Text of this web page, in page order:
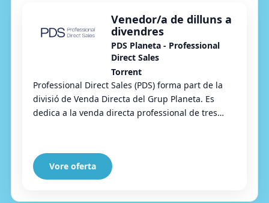
Venedor/a de dilluns a
divendres
PDS Planeta - Professional
Direct Sales
Torrent
Professional Direct Sales (PDS) forma part de la
divisió de Venda Directa del Grup Planeta. Es
dedica a la venda directa professional de tres
Vore oferta